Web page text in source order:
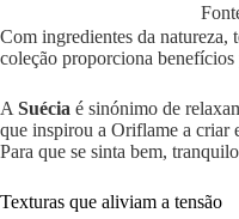
Com ingredientes da natureza,
coleção proporciona benefícios
A Suécia é sinónimo de
que inspirou a Oriflame a criar
Para que se sinta bem,
Texturas que aliviam a tensão